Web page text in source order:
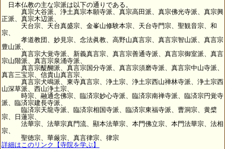
日本仏教の主な宗派は以下の通りである。
真宗大谷派、浄土真宗本願寺派、真宗高田派、真宗佛光寺派、真宗興
正派、真宗木辺派、
天台宗、天台真盛宗、金峯山修験本宗、天台寺門宗、聖観音宗、和
宗、
孝道教団、妙見宗、念法眞教、高野山真言宗、真言宗智山派、真言宗
豊山派、
真言宗大覚寺派、新義真言宗、真言宗善通寺派、真言宗御室派、真言
宗山階派、真言宗泉涌寺派、
真言宗醍醐派、真言宗国分寺派、真言宗須磨寺派、真言宗中山寺派、
真言三宝宗、信貴山真言宗、
真言宗犬鳴派、東寺真言宗、浄土宗、浄土宗西山禅林寺派、浄土宗西
山深草派、西山浄土宗、
時宗、融通念佛宗、臨済宗妙心寺派、臨済宗南禅寺派、臨済宗円覚寺
派、臨済宗建長寺派、
臨済宗天龍寺派、臨済宗相国寺派、臨済宗東福寺派、曹洞宗、黄檗
宗、日蓮宗、
法華宗、法華宗真門流、顯本法華宗、本門佛立宗、本門法華宗、法相
宗、
聖徳宗、華厳宗、真言律宗、律宗
詳細はこのリンク【寺院を学ぶ】